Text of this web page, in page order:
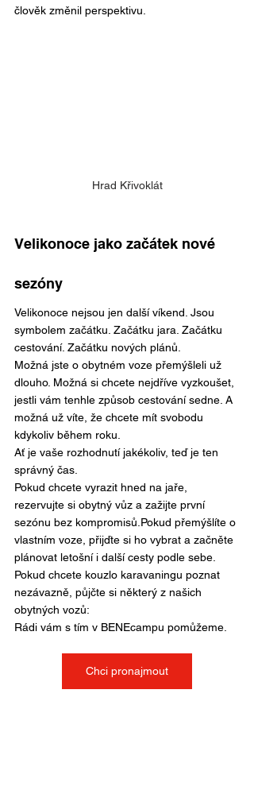
člověk změnil perspektivu.
Hrad Křivoklát
Velikonoce jako začátek nové
sezóny
Velikonoce nejsou jen další víkend. Jsou
symbolem začátku. Začátku jara. Začátku
cestování. Začátku nových plánů.
Možná jste o obytném voze přemýšleli už
dlouho. Možná si chcete nejdříve vyzkoušet,
jestli vám tenhle způsob cestování sedne. A
možná už víte, že chcete mít svobodu
kdykoliv během roku.
Ať je vaše rozhodnutí jakékoliv, teď je ten
správný čas.
Pokud chcete vyrazit hned na jaře,
rezervujte si obytný vůz a zažijte první
sezónu bez kompromisů.Pokud přemýšlíte o
vlastním voze, přijďte si ho vybrat a začněte
plánovat letošní i další cesty podle sebe.
Pokud chcete kouzlo karavaningu poznat
nezávazně, půjčte si některý z našich
obytných vozů:
Rádi vám s tím v BENEcampu pomůžeme.
Chci pronajmout